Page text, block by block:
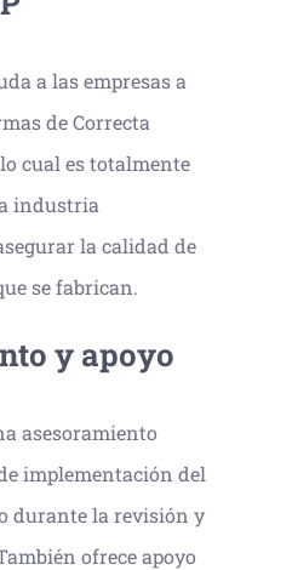
a las empresas a
de Correcta
cual es totalmente
industria
la calidad de
se fabrican.
y apoyo
asesoramiento
implementación del
durante la revisión y
ofrece apoyo